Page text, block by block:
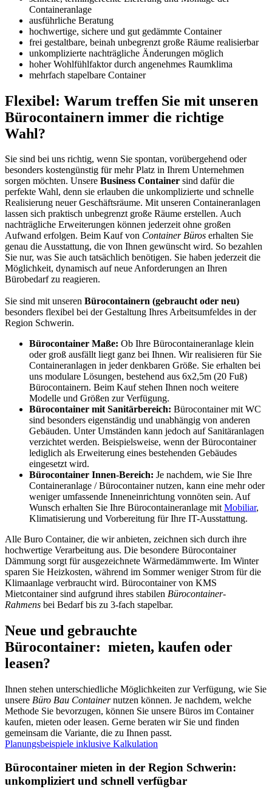
Containeranlage
ausführliche Beratung
hochwertige, sichere und gut gedämmte Container
frei gestaltbare, beinah unbegrenzt große Räume realisierbar
unkomplizierte nachträgliche Änderungen möglich
hoher Wohlfühlfaktor durch angenehmes Raumklima
mehrfach stapelbare Container
Flexibel: Warum treffen Sie mit unseren
Bürocontainern immer die richtige
Wahl?
Sie sind bei uns richtig, wenn Sie spontan, vorübergehend oder
besonders kostengünstig für mehr Platz in Ihrem Unternehmen
sorgen möchten. Unsere Business Container sind dafür die
perfekte Wahl, denn sie erlauben die unkomplizierte und schnelle
Realisierung neuer Geschäftsräume. Mit unseren Containeranlagen
lassen sich praktisch unbegrenzt große Räume erstellen. Auch
nachträgliche Erweiterungen können jederzeit ohne großen
Aufwand erfolgen. Beim Kauf von Container Büros erhalten Sie
genau die Ausstattung, die von Ihnen gewünscht wird. So bezahlen
Sie nur, was Sie auch tatsächlich benötigen. Sie haben jederzeit die
Möglichkeit, dynamisch auf neue Anforderungen an Ihren
Bürobedarf zu reagieren.
Sie sind mit unseren Bürocontainern (gebraucht oder neu)
besonders flexibel bei der Gestaltung Ihres Arbeitsumfeldes in der
Region Schwerin.
Bürocontainer Maße: Ob Ihre Bürocontaineranlage klein
oder groß ausfällt liegt ganz bei Ihnen. Wir realisieren für Sie
Containeranlagen in jeder denkbaren Größe. Sie erhalten bei
uns modulare Lösungen, bestehend aus 6x2,5m (20 Fuß)
Bürocontainern. Beim Kauf stehen Ihnen noch weitere
Modelle und Größen zur Verfügung.
Bürocontainer mit Sanitärbereich: Bürocontainer mit WC
sind besonders eigenständig und unabhängig von anderen
Gebäuden. Unter Umständen kann jedoch auf Sanitäranlagen
verzichtet werden. Beispielsweise, wenn der Bürocontainer
lediglich als Erweiterung eines bestehenden Gebäudes
eingesetzt wird.
Bürocontainer Innen-Bereich: Je nachdem, wie Sie Ihre
Containeranlage / Bürocontainer nutzen, kann eine mehr oder
weniger umfassende Inneneinrichtung vonnöten sein. Auf
Wunsch erhalten Sie Ihre Bürocontaineranlage mitMobiliar,
Klimatisierung und Vorbereitung für Ihre IT-Ausstattung.
Alle Buro Container, die wir anbieten, zeichnen sich durch ihre
hochwertige Verarbeitung aus. Die besondere Bürocontainer
Dämmung sorgt für ausgezeichnete Wärmedämmwerte. Im Winter
sparen Sie Heizkosten, während im Sommer weniger Strom für die
Klimaanlage verbraucht wird. Bürocontainer von KMS
Mietcontainer sind aufgrund ihres stabilen Bürocontainer-
Rahmens bei Bedarf bis zu 3-fach stapelbar.
Neue und gebrauchte
Bürocontainer: mieten, kaufen oder
leasen?
Ihnen stehen unterschiedliche Möglichkeiten zur Verfügung, wie Sie
unsere Büro Bau Containernutzen können. Je nachdem, welche
Methode Sie bevorzugen, können Sie unsere Büros im Container
kaufen, mieten oder leasen. Gerne beraten wir Sie und finden
gemeinsam die Variante, die zu Ihnen passt.
Planungsbeispiele inklusive Kalkulation
Bürocontainer mieten in der Region Schwerin:
unkompliziert und schnell verfügbar